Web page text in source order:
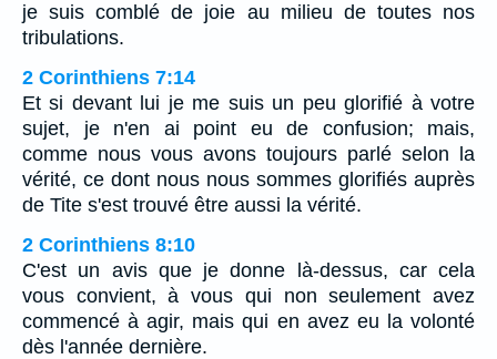
je suis comblé de joie au milieu de toutes nos
tribulations.
2 Corinthiens 7:14
Et si devant lui je me suis un peu glorifié à votre
sujet, je n'en ai point eu de confusion; mais,
comme nous vous avons toujours parlé selon la
vérité, ce dont nous nous sommes glorifiés auprès
de Tite s'est trouvé être aussi la vérité.
2 Corinthiens 8:10
C'est un avis que je donne là-dessus, car cela
vous convient, à vous qui non seulement avez
commencé à agir, mais qui en avez eu la volonté
dès l'année dernière.